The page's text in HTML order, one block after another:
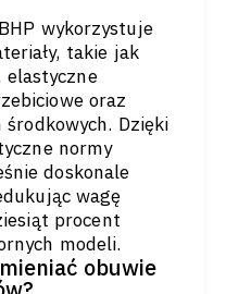
wykorzystuje
takie jak
elastyczne
oraz
środkowych. Dzięki
normy
doskonale
wagę
procent
modeli.
obuwie